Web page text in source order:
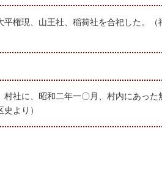
権現、山王社、稲荷社を合祀した。（
社に、昭和二年一〇月、村内にあった
より）